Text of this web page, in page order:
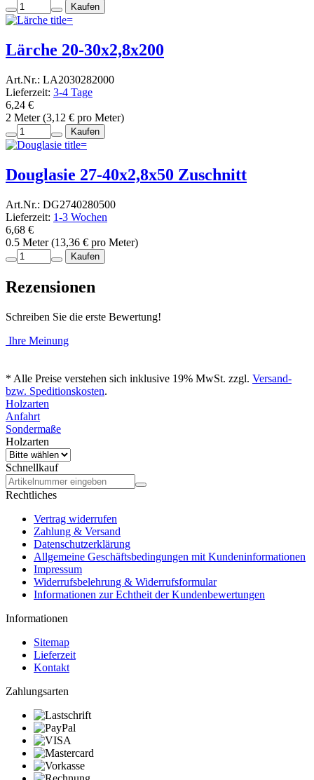
Kaufen
Lärche 20-30x2,8x200
Art.Nr.: LA2030282000
Lieferzeit: 3-4 Tage
6,24 €
2 Meter (3,12 € pro Meter)
Kaufen
Douglasie 27-40x2,8x50 Zuschnitt
Art.Nr.: DG2740280500
Lieferzeit: 1-3 Wochen
6,68 €
0.5 Meter (13,36 € pro Meter)
Kaufen
Rezensionen
Schreiben Sie die erste Bewertung!
Ihre Meinung
* Alle Preise verstehen sich inklusive 19% MwSt. zzgl. Versand-
bzw. Speditionskosten.
Holzarten
Anfahrt
Sondermaße
Holzarten
Schnellkauf
Rechtliches
Vertrag widerrufen
Zahlung & Versand
Datenschutzerklärung
Allgemeine Geschäftsbedingungen mit Kundeninformationen
Impressum
Widerrufsbelehrung & Widerrufsformular
Informationen zur Echtheit der Kundenbewertungen
Informationen
Sitemap
Lieferzeit
Kontakt
Zahlungsarten